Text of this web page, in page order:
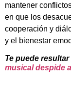
mantener
en que los
cooperación y
y el bienestar
Te puede
musical despide